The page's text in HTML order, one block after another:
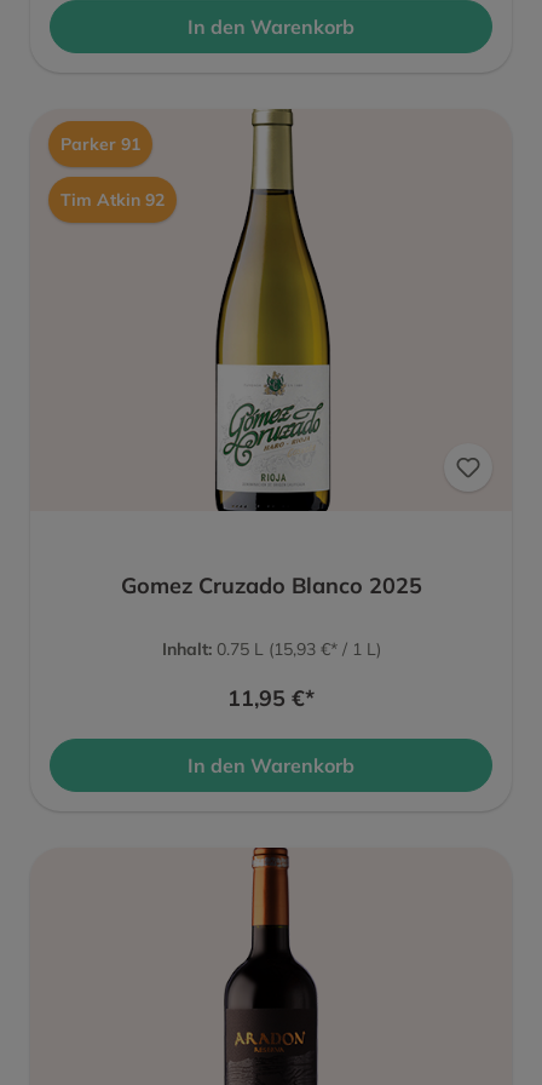
In den Warenkorb
Parker 91
Tim Atkin 92
Gomez Cruzado Blanco 2025
Inhalt: 0.75 L (15,93 €* / 1 L)
11,95 €*
In den Warenkorb